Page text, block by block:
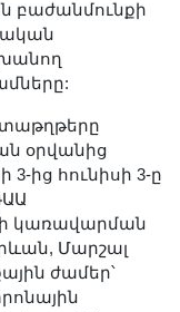
օրվանից
3-ից հունիսի 3-ը
կառավարման
Մարշալ
ժամեր՝